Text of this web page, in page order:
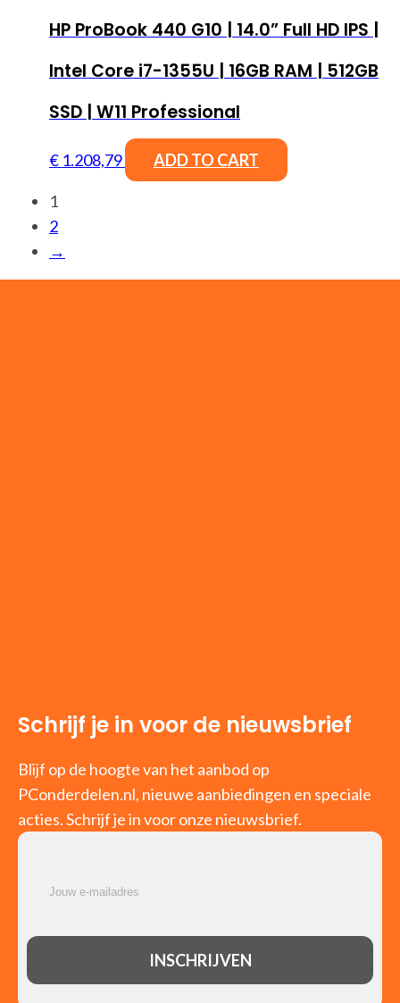
HP ProBook 440 G10 | 14.0” Full HD IPS |
Intel Core i7-1355U | 16GB RAM | 512GB
SSD | W11 Professional
€ 1.208,79 ADD TO CART
1
2
→
Schrijf je in voor de nieuwsbrief
Blijf op de hoogte van het aanbod op
PConderdelen.nl, nieuwe aanbiedingen en speciale
acties. Schrijf je in voor onze nieuwsbrief.